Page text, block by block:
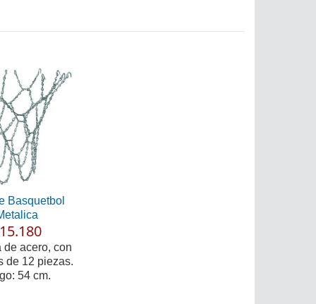
Basquetbol
de acero, con
de 12 piezas.
54 cm.